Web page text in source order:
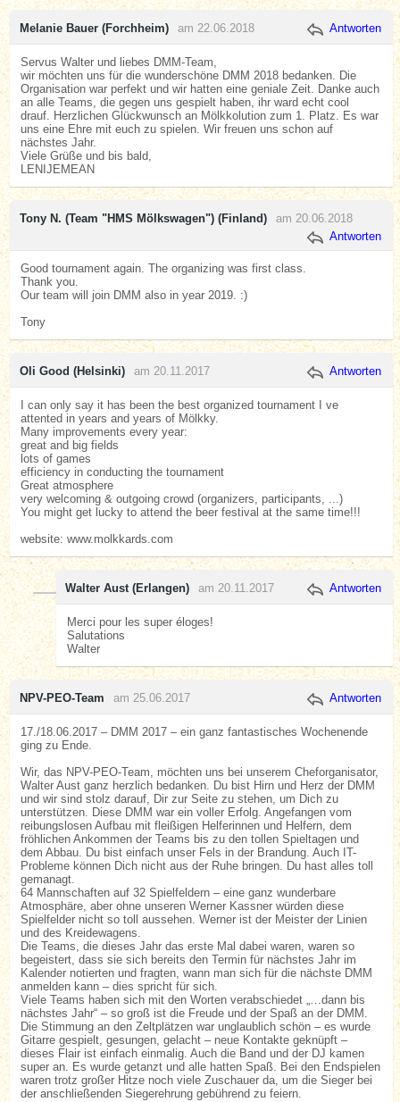
Melanie Bauer (Forchheim) am 22.06.2018 Antworten
Servus Walter und liebes DMM-Team,
wir möchten uns für die wunderschöne DMM 2018 bedanken. Die
Organisation war perfekt und wir hatten eine geniale Zeit. Danke auch
an alle Teams, die gegen uns gespielt haben, ihr ward echt cool
drauf. Herzlichen Glückwunsch an Mölkkolution zum 1. Platz. Es war
uns eine Ehre mit euch zu spielen. Wir freuen uns schon auf
nächstes Jahr.
Viele Grüße und bis bald,
LENIJEMEAN
Tony N. (Team "HMS Mölkswagen") (Finland)
am 20.06.2018
Antworten
Good tournament again. The organizing was first class.
Thank you.
Our team will join DMM also in year 2019. :)
Tony
Oli Good (Helsinki) am 20.11.2017 Antworten
I can only say it has been the best organized tournament I ve
attented in years and years of Mölkky.
Many improvements every year:
great and big fields
lots of games
efficiency in conducting the tournament
Great atmosphere
very welcoming & outgoing crowd (organizers, participants, ...)
You might get lucky to attend the beer festival at the same time!!!
website: www.molkkards.com
Walter Aust (Erlangen) am 20.11.2017 Antworten
Merci pour les super éloges!
Salutations
Walter
NPV-PEO-Team am 25.06.2017 Antworten
17./18.06.2017 – DMM 2017 – ein ganz fantastisches Wochenende
ging zu Ende.
Wir, das NPV-PEO-Team, möchten uns bei unserem Cheforganisator,
Walter Aust ganz herzlich bedanken. Du bist Hirn und Herz der DMM
und wir sind stolz darauf, Dir zur Seite zu stehen, um Dich zu
unterstützen. Diese DMM war ein voller Erfolg. Angefangen vom
reibungslosen Aufbau mit fleißigen Helferinnen und Helfern, dem
fröhlichen Ankommen der Teams bis zu den tollen Spieltagen und
dem Abbau. Du bist einfach unser Fels in der Brandung. Auch IT-
Probleme können Dich nicht aus der Ruhe bringen. Du hast alles toll
gemanagt.
64 Mannschaften auf 32 Spielfeldern – eine ganz wunderbare
Atmosphäre, aber ohne unseren Werner Kassner würden diese
Spielfelder nicht so toll aussehen. Werner ist der Meister der Linien
und des Kreidewagens.
Die Teams, die dieses Jahr das erste Mal dabei waren, waren so
begeistert, dass sie sich bereits den Termin für nächstes Jahr im
Kalender notierten und fragten, wann man sich für die nächste DMM
anmelden kann – dies spricht für sich.
Viele Teams haben sich mit den Worten verabschiedet „…dann bis
nächstes Jahr“ – so groß ist die Freude und der Spaß an der DMM.
Die Stimmung an den Zeltplätzen war unglaublich schön – es wurde
Gitarre gespielt, gesungen, gelacht – neue Kontakte geknüpft –
dieses Flair ist einfach einmalig. Auch die Band und der DJ kamen
super an. Es wurde getanzt und alle hatten Spaß. Bei den Endspielen
waren trotz großer Hitze noch viele Zuschauer da, um die Sieger bei
der anschließenden Siegerehrung gebührend zu feiern.